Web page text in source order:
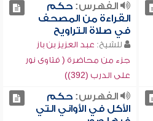
الفهرس:حكم
القراءة من المصحف
في صلاة التراويح
للشيخ: عبد العزيز بن باز
جزء من محاضرة ( فتاوى نور
على الدرب (392))
الفهرس:حكم
الأكل في الأواني التي